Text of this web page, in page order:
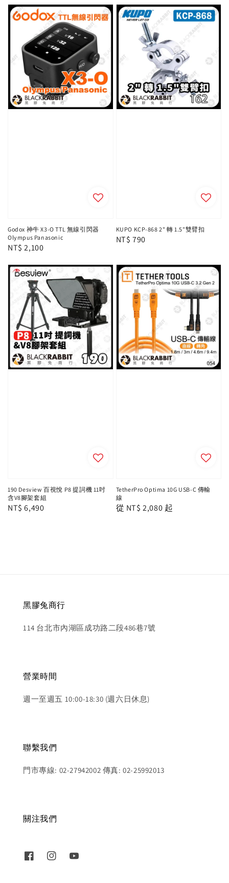
Godox 神牛 X3-O TTL 無線引閃器
Olympus Panasonic
Regular
NT$ 2,100
KUPO KCP-868 2" 轉 1.5"雙臂扣
Regular
NT$ 790
190 Desview 百視悅 P8 提詞機 11吋
含V8腳架套組
Regular
NT$ 6,490
TetherPro Optima 10G USB-C 傳輸
線
Regular
從 NT$ 2,080 起
黑膠兔商行
114 台北市內湖區成功路二段486巷7號
營業時間
週一至週五 10:00-18:30 (週六日休息)
聯繫我們
門市專線: 02-27942002 傳真: 02-25992013
關注我們